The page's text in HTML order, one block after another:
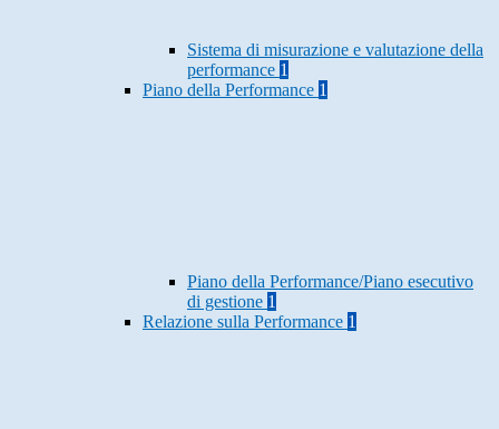
Sistema di misurazione e valutazione della
performance 1
Piano della Performance 1
Piano della Performance/Piano esecutivo
di gestione 1
Relazione sulla Performance 1